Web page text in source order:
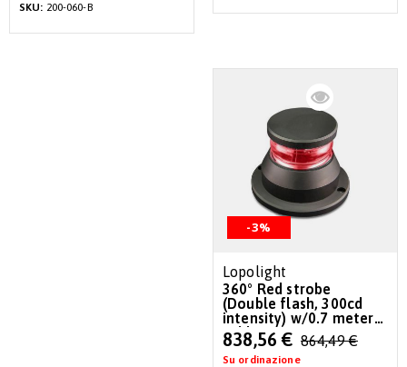
SKU: 200-060-B
-3%
Lopolight
360° Red strobe
(Double flash, 300cd
intensity) w/0.7 meter
cables
Special
Price
838,56 € 864,49 €
Su ordinazione